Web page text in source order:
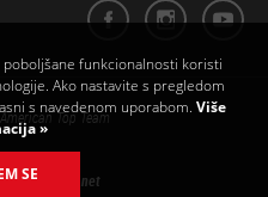
Top Team
by Elatus.net
funkcionalnosti koristi
Ako nastavite s pregledom
s navedenom uporabom. Više
»
SE